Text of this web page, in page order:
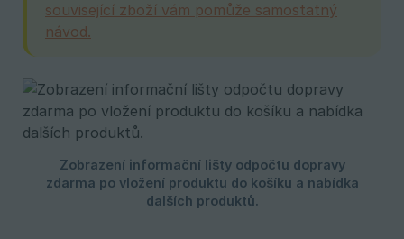
související zboží vám pomůže samostatný
návod.